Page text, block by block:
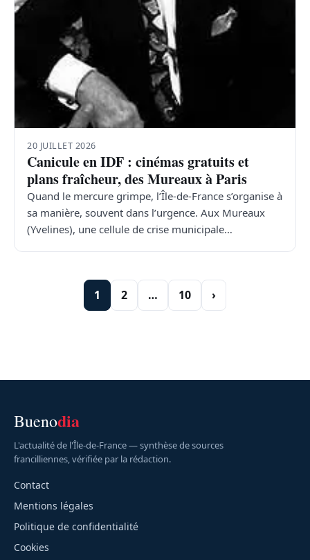
20 JUILLET 2026
Canicule en IDF : cinémas gratuits et
plans fraîcheur, des Mureaux à Paris
Quand le mercure grimpe, l’Île-de-France s’organise à
sa manière, souvent dans l’urgence. Aux Mureaux
(Yvelines), une cellule de crise municipale…
1 2 … 10 ›
Buenodia
L'actualité de l'Île-de-France — synthèse de sources
francilliennes, vérifiée par la rédaction.
Contact
Mentions légales
Politique de confidentialité
Cookies